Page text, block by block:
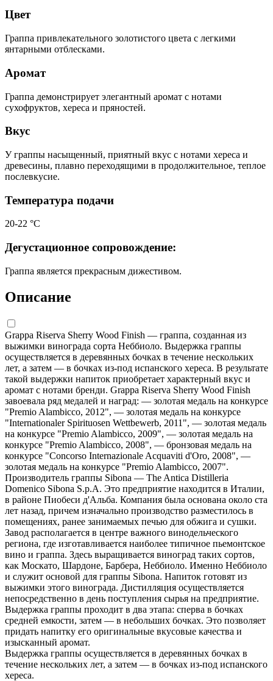
Цвет
Граппа привлекательного золотистого цвета с легкими
янтарными отблесками.
Аромат
Граппа демонстрирует элегантный аромат с нотами
сухофруктов, хереса и пряностей.
Вкус
У граппы насыщенный, приятный вкус с нотами хереса и
древесины, плавно переходящими в продолжительное, теплое
послевкусие.
Температура подачи
20-22 °С
Дегустационное сопровождение:
Граппа является прекрасным дижестивом.
Описание
Grappa Riserva Sherry Wood Finish — граппа, созданная из
выжимки винограда сорта Неббиоло. Выдержка граппы
осуществляется в деревянных бочках в течение нескольких
лет, а затем — в бочках из-под испанского хереса. В результате
такой выдержки напиток приобретает характерный вкус и
аромат с нотами бренди. Grappa Riserva Sherry Wood Finish
завоевала ряд медалей и наград: — золотая медаль на конкурсе
"Premio Alambicco, 2012", — золотая медаль на конкурсе
"Internationaler Spirituosen Wettbewerb, 2011", — золотая медаль
на конкурсе "Premio Alambicco, 2009", — золотая медаль на
конкурсе "Premio Alambicco, 2008", — бронзовая медаль на
конкурсе "Concorso Internazionale Acquaviti d'Oro, 2008", —
золотая медаль на конкурсе "Premio Alambicco, 2007".
Производитель граппы Sibona — The Antica Distilleria
Domenico Sibona S.p.A. Это предприятие находится в Италии,
в районе Пиобеси д'Альба. Компания была основана около ста
лет назад, причем изначально производство разместилось в
помещениях, ранее занимаемых печью для обжига и сушки.
Завод располагается в центре важного винодельческого
региона, где изготавливается наиболее типичное пьемонтское
вино и граппа. Здесь выращивается виноград таких сортов,
как Москато, Шардоне, Барбера, Неббиоло. Именно Неббиоло
и служит основой для граппы Sibona. Напиток готовят из
выжимки этого винограда. Дистилляция осуществляется
непосредственно в день поступления сырья на предприятие.
Выдержка граппы проходит в два этапа: сперва в бочках
средней емкости, затем — в небольших бочках. Это позволяет
придать напитку его оригинальные вкусовые качества и
изысканный аромат.
Выдержка граппы осуществляется в деревянных бочках в
течение нескольких лет, а затем — в бочках из-под испанского
хереса.